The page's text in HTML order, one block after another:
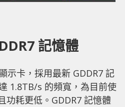
記憶體
示卡，採用最新 GDDR7 記
1.8TB/s 的頻寬，為目前使
功耗更低。GDDR7 記憶體